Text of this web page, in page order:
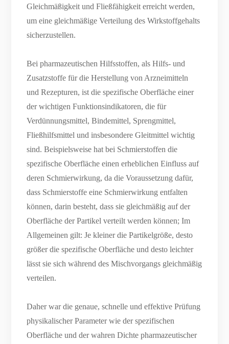
Gleichmäßigkeit und Fließfähigkeit erreicht werden,
um eine gleichmäßige Verteilung des Wirkstoffgehalts
sicherzustellen.
Bei pharmazeutischen Hilfsstoffen, als Hilfs- und
Zusatzstoffe für die Herstellung von Arzneimitteln
und Rezepturen, ist die spezifische Oberfläche einer
der wichtigen Funktionsindikatoren, die für
Verdünnungsmittel, Bindemittel, Sprengmittel,
Fließhilfsmittel und insbesondere Gleitmittel wichtig
sind. Beispielsweise hat bei Schmierstoffen die
spezifische Oberfläche einen erheblichen Einfluss auf
deren Schmierwirkung, da die Voraussetzung dafür,
dass Schmierstoffe eine Schmierwirkung entfalten
können, darin besteht, dass sie gleichmäßig auf der
Oberfläche der Partikel verteilt werden können; Im
Allgemeinen gilt: Je kleiner die Partikelgröße, desto
größer die spezifische Oberfläche und desto leichter
lässt sie sich während des Mischvorgangs gleichmäßig
verteilen.
Daher war die genaue, schnelle und effektive Prüfung
physikalischer Parameter wie der spezifischen
Oberfläche und der wahren Dichte pharmazeutischer